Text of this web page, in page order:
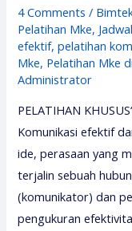
4 Comments /
Pelatihan Mke,
efektif,pelatihan
Mke, Pelatihan Mke
Administrator
PELATIHAN
Komunikasi efektif
ide, perasaan yang
terjalin sebuah
(komunikator) dan
pengukuran